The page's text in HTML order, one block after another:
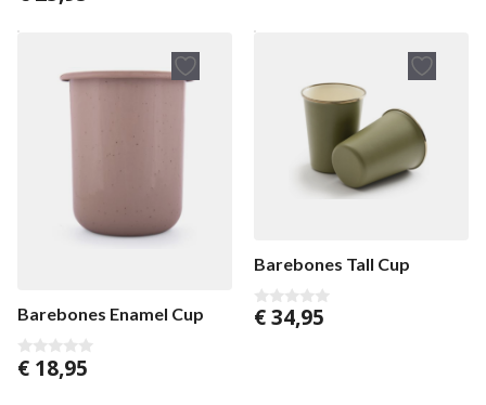
van 5
Barebones Enamel Cup
0
v
€ 18,95
Barebones Tall Cup
0
€34,95